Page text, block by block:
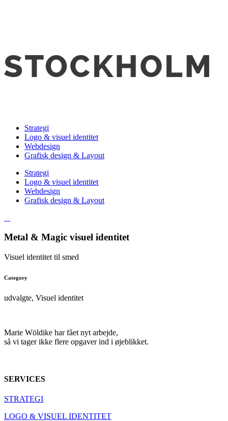
Strategi
Logo & visuel identitet
Webdesign
Grafisk design & Layout
Strategi
Logo & visuel identitet
Webdesign
Grafisk design & Layout
Metal & Magic visuel identitet
Visuel identitet til smed
Category
udvalgte, Visuel identitet
Marie Wöldike har fået nyt arbejde,
så vi tager ikke flere opgaver ind i øjeblikket.
SERVICES
STRATEGI
LOGO & VISUEL IDENTITET